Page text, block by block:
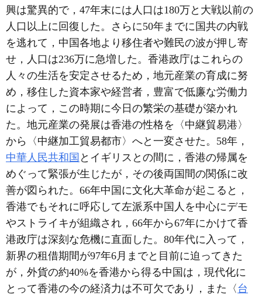
興は驚異的で，47年末には人口は180万と大戦以前の
人口以上に回復した。さらに50年までに国共の内戦
を逃れて，中国各地より移住者や難民の波が押し寄
せ，人口は236万に急増した。香港政庁はこれらの
人々の生活を安定させるため，地元産業の育成に努
め，移住した資本家や経営者，豊富で低廉な労働力
によって，この時期に今日の繁栄の基礎が築かれ
た。地元産業の発展は香港の性格を〈中継貿易港〉
から〈中継加工貿易都市〉へと一変させた。58年，
中華人民共和国 とイギリスとの間に，香港の帰属を
めぐって緊張が生じたが，その後両国間の関係に改
善が図られた。66年中国に文化大革命が起こると，
香港でもそれに呼応して左派系中国人を中心にデモ
やストライキが組織され，66年から67年にかけて香
港政庁は深刻な危機に直面した。80年代に入って，
新界の租借期間が97年6月までと目前に迫ってきた
が，外貨の約40%を香港から得る中国は，現代化に
とって香港の今の経済力は不可欠であり，また〈 台